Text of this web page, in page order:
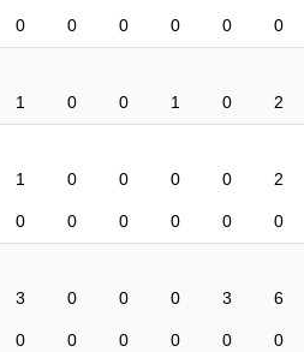
0 0 0 0 0 0
1 0 0 1 0 2
1 0 0 0 0 2
0 0 0 0 0 0
3 0 0 0 3 6
0 0 0 0 0 0